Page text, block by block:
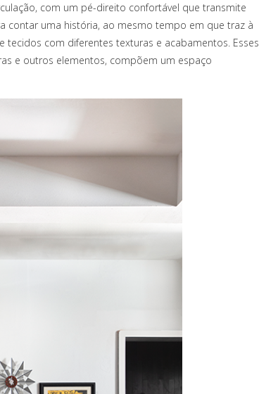
com um pé-direito confortável que transmite
contar uma história, ao mesmo tempo em que traz à
com diferentes texturas e acabamentos. Esses
e outros elementos, compõem um espaço